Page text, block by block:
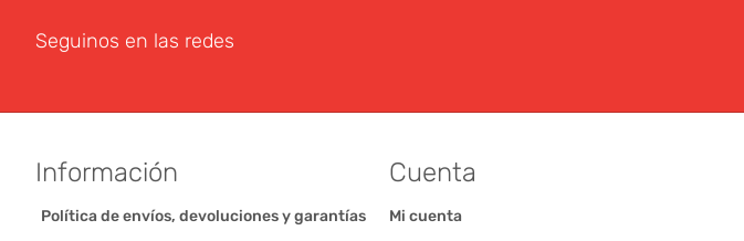
Seguinos en las redes
Información
Política de envíos, devoluciones y garantías
Cuenta
Mi cuenta